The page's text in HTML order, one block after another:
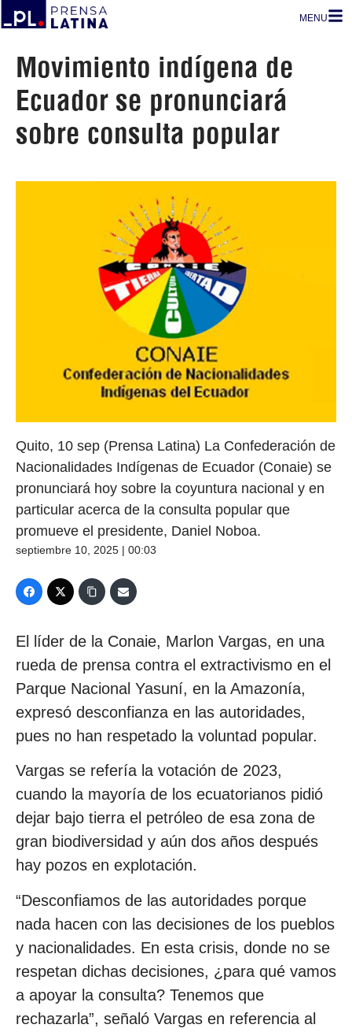
MENU
Movimiento indígena de
Ecuador se pronunciará
sobre consulta popular
Quito, 10 sep (Prensa Latina) La Confederación de
Nacionalidades Indígenas de Ecuador (Conaie) se
pronunciará hoy sobre la coyuntura nacional y en
particular acerca de la consulta popular que
promueve el presidente, Daniel Noboa.
septiembre 10, 2025 | 00:03
El líder de la Conaie, Marlon Vargas, en una
rueda de prensa contra el extractivismo en el
Parque Nacional Yasuní, en la Amazonía,
expresó desconfianza en las autoridades,
pues no han respetado la voluntad popular.
Vargas se refería la votación de 2023,
cuando la mayoría de los ecuatorianos pidió
dejar bajo tierra el petróleo de esa zona de
gran biodiversidad y aún dos años después
hay pozos en explotación.
“Desconfiamos de las autoridades porque
nada hacen con las decisiones de los pueblos
y nacionalidades. En esta crisis, donde no se
respetan dichas decisiones, ¿para qué vamos
a apoyar la consulta? Tenemos que
rechazarla”, señaló Vargas en referencia al